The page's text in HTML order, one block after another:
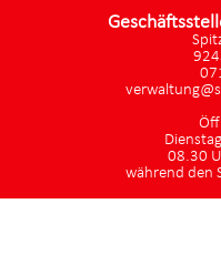
08.30
während den